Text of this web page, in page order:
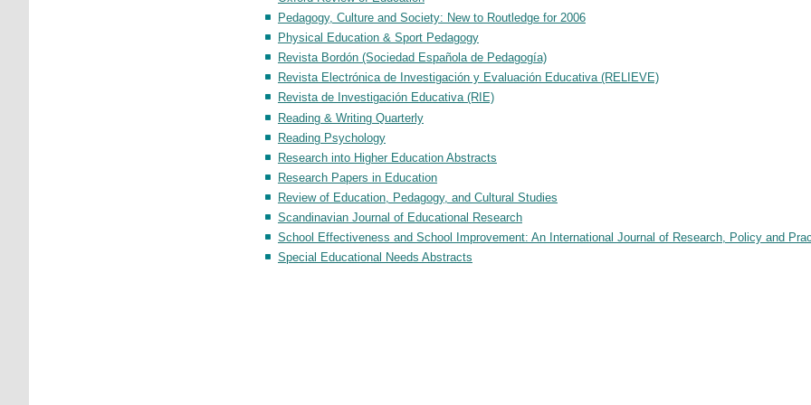
Pedagogy, Culture and Society: New to Routledge for 2006
Physical Education & Sport Pedagogy
Revista Bordón (Sociedad Española de Pedagogía)
Revista Electrónica de Investigación y Evaluación Educativa (RELIEVE)
Revista de Investigación Educativa (RIE)
Reading & Writing Quarterly
Reading Psychology
Research into Higher Education Abstracts
Research Papers in Education
Review of Education, Pedagogy, and Cultural Studies
Scandinavian Journal of Educational Research
School Effectiveness and School Improvement: An International Journal of Research, Policy and
Special Educational Needs Abstracts